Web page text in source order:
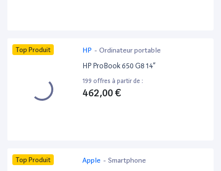
Top Produit HP - Ordinateur portable
HP ProBook 650 G8 14”
199 offres à partir de :
462,00 €
Top Produit Apple - Smartphone